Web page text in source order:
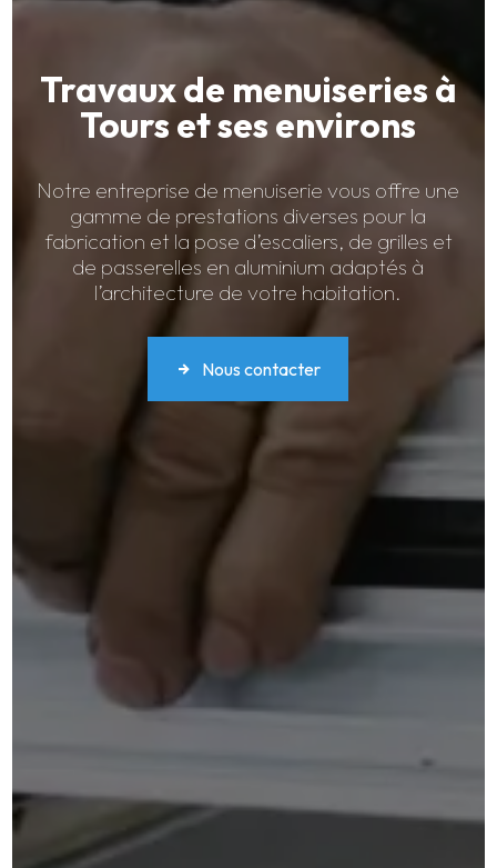
Travaux de menuiseries à
Tours et ses environs
Notre entreprise de menuiserie vous offre une
gamme de prestations diverses pour la
fabrication et la pose d’escaliers, de grilles et
de passerelles en aluminium adaptés à
l’architecture de votre habitation.
Nous contacter